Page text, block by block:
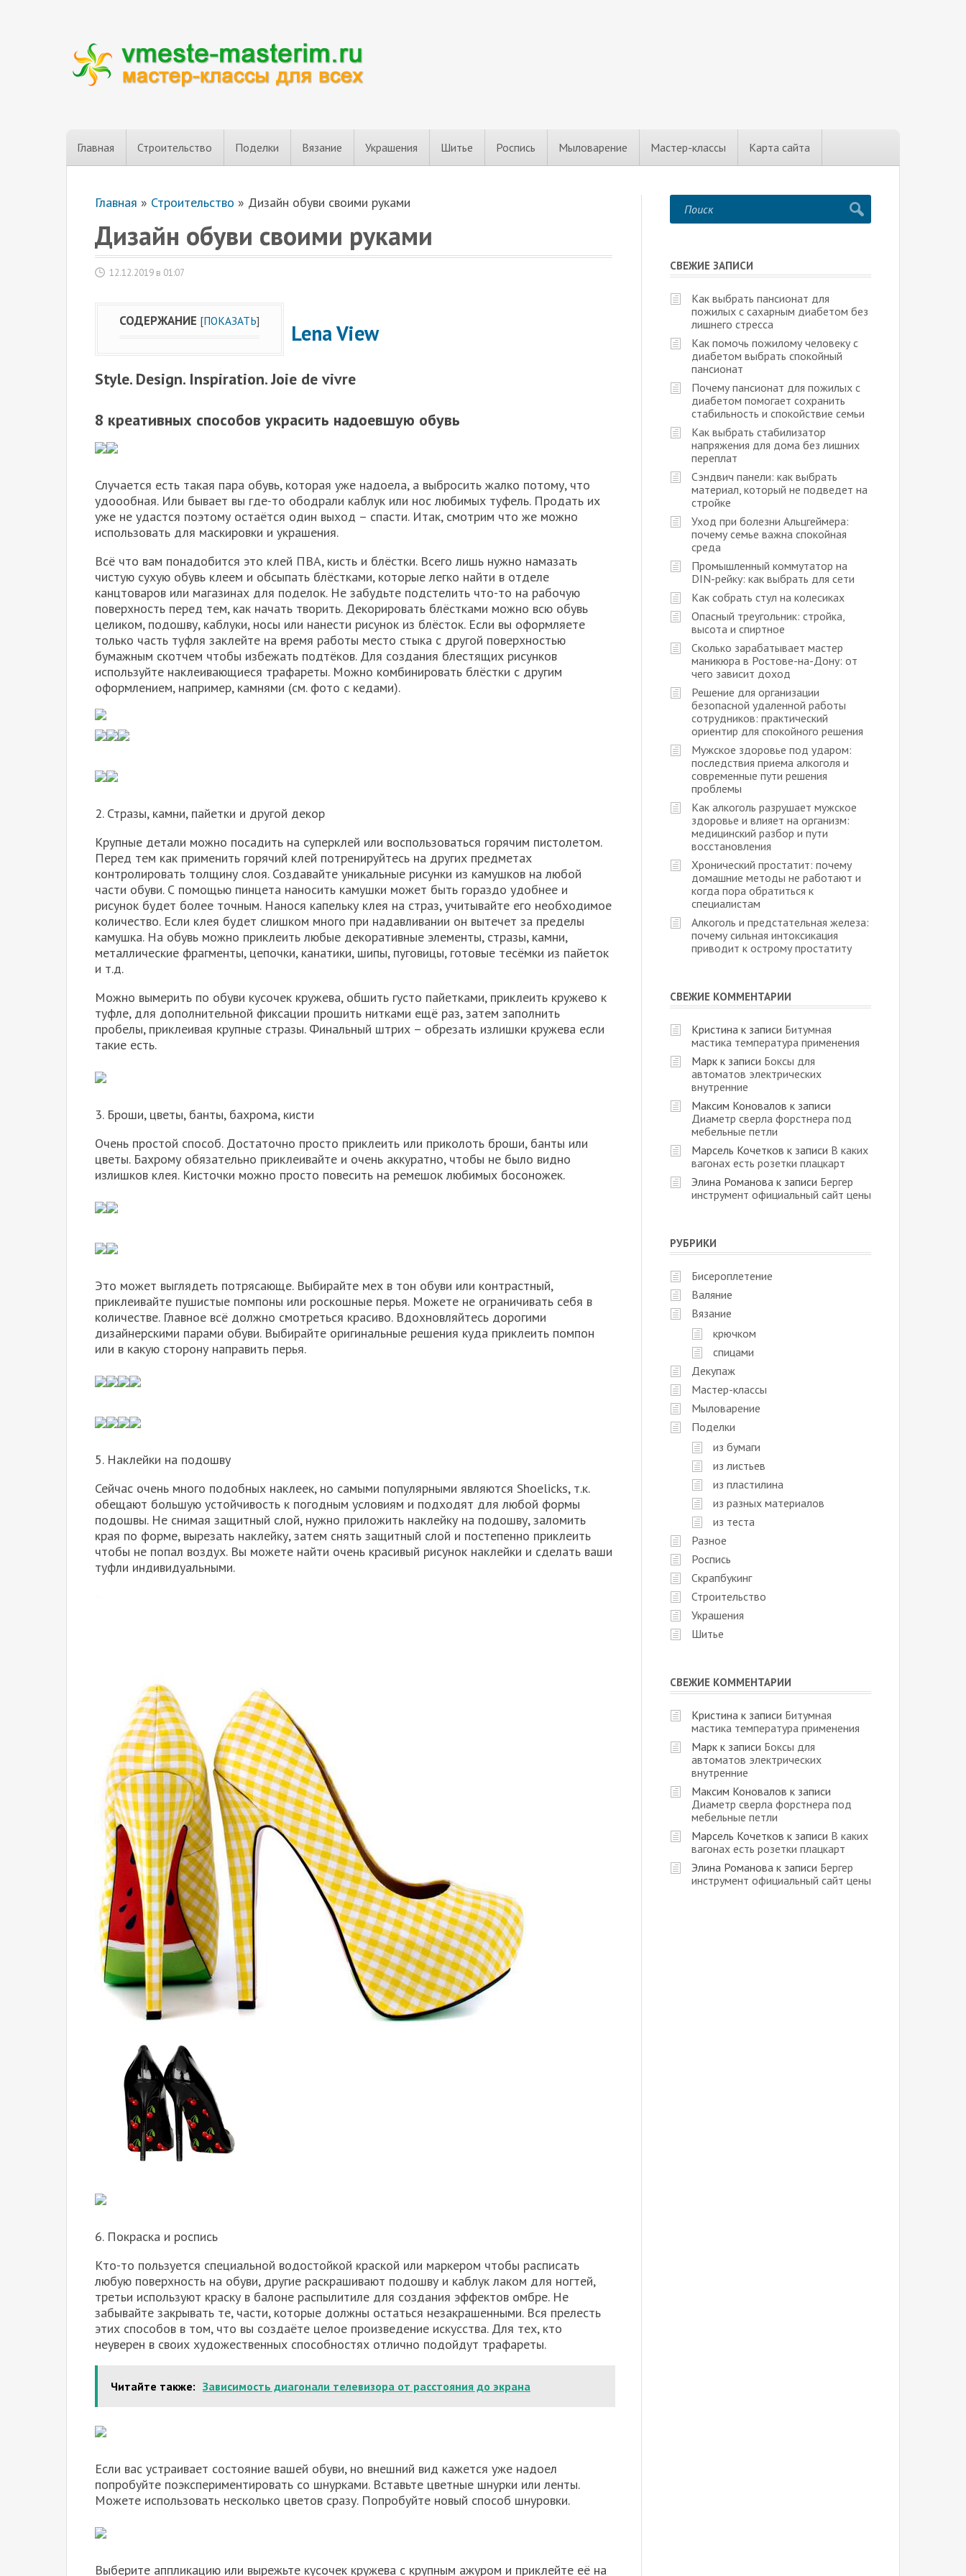
Главная Строительство Поделки Вязание Украшения Шитье Роспись Мыловарение Мастер-классы Карта сайта
Главная » Строительство » Дизайн обуви своими руками
Дизайн обуви своими руками
12.12.2019 в 01:07
СОДЕРЖАНИЕ [ПОКАЗАТЬ] Lena View
Style. Design. Inspiration. Joie de vivre
8 креативных способов украсить надоевшую обувь
Случается есть такая пара обувь, которая уже надоела, а выбросить жалко потому, что
удоообная. Или бывает вы где-то ободрали каблук или нос любимых туфель. Продать их
уже не удастся поэтому остаётся один выход – спасти. Итак, смотрим что же можно
использовать для маскировки и украшения.
Всё что вам понадобится это клей ПВА, кисть и блёстки. Всего лишь нужно намазать
чистую сухую обувь клеем и обсыпать блёстками, которые легко найти в отделе
канцтоваров или магазинах для поделок. Не забудьте подстелить что-то на рабочую
поверхность перед тем, как начать творить. Декорировать блёстками можно всю обувь
целиком, подошву, каблуки, носы или нанести рисунок из блёсток. Если вы оформляете
только часть туфля заклейте на время работы место стыка с другой поверхностью
бумажным скотчем чтобы избежать подтёков. Для создания блестящих рисунков
используйте наклеивающиеся трафареты. Можно комбинировать блёстки с другим
оформлением, например, камнями (см. фото с кедами).
2. Стразы, камни, пайетки и другой декор
Крупные детали можно посадить на суперклей или воспользоваться горячим пистолетом.
Перед тем как применить горячий клей потренируйтесь на других предметах
контролировать толщину слоя. Создавайте уникальные рисунки из камушков на любой
части обуви. С помощью пинцета наносить камушки может быть гораздо удобнее и
рисунок будет более точным. Нанося капельку клея на страз, учитывайте его необходимое
количество. Если клея будет слишком много при надавливании он вытечет за пределы
камушка. На обувь можно приклеить любые декоративные элементы, стразы, камни,
металлические фрагменты, цепочки, канатики, шипы, пуговицы, готовые тесёмки из пайеток
и т.д.
Можно вымерить по обуви кусочек кружева, обшить густо пайетками, приклеить кружево к
туфле, для дополнительной фиксации прошить нитками ещё раз, затем заполнить
пробелы, приклеивая крупные стразы. Финальный штрих – обрезать излишки кружева если
такие есть.
3. Броши, цветы, банты, бахрома, кисти
Очень простой способ. Достаточно просто приклеить или приколоть броши, банты или
цветы. Бахрому обязательно приклеивайте и очень аккуратно, чтобы не было видно
излишков клея. Кисточки можно просто повесить на ремешок любимых босоножек.
Это может выглядеть потрясающе. Выбирайте мех в тон обуви или контрастный,
приклеивайте пушистые помпоны или роскошные перья. Можете не ограничивать себя в
количестве. Главное всё должно смотреться красиво. Вдохновляйтесь дорогими
дизайнерскими парами обуви. Выбирайте оригинальные решения куда приклеить помпон
или в какую сторону направить перья.
5. Наклейки на подошву
Сейчас очень много подобных наклеек, но самыми популярными являются Shoelicks, т.к.
обещают большую устойчивость к погодным условиям и подходят для любой формы
подошвы. Не снимая защитный слой, нужно приложить наклейку на подошву, заломить
края по форме, вырезать наклейку, затем снять защитный слой и постепенно приклеить
чтобы не попал воздух. Вы можете найти очень красивый рисунок наклейки и сделать ваши
туфли индивидуальными.
6. Покраска и роспись
Кто-то пользуется специальной водостойкой краской или маркером чтобы расписать
любую поверхность на обуви, другие раскрашивают подошву и каблук лаком для ногтей,
третьи используют краску в балоне распылитиле для создания эффектов омбре. Не
забывайте закрывать те, части, которые должны остаться незакрашенными. Вся прелесть
этих способов в том, что вы создаёте целое произведение искусства. Для тех, кто
неуверен в своих художественных способностях отлично подойдут трафареты.
Читайте также: Зависимость диагонали телевизора от расстояния до экрана
Если вас устраивает состояние вашей обуви, но внешний вид кажется уже надоел
попробуйте поэкспериментировать со шнурками. Вставьте цветные шнурки или ленты.
Можете использовать несколько цветов сразу. Попробуйте новый способ шнуровки.
Выберите аппликацию или вырежьте кусочек кружева с крупным ажуром и приклейте её на
СВЕЖИЕ ЗАПИСИ
Как выбрать пансионат для
пожилых с сахарным диабетом без
лишнего стресса
Как помочь пожилому человеку с
диабетом выбрать спокойный
пансионат
Почему пансионат для пожилых с
диабетом помогает сохранить
стабильность и спокойствие семьи
Как выбрать стабилизатор
напряжения для дома без лишних
переплат
Сэндвич панели: как выбрать
материал, который не подведет на
стройке
Уход при болезни Альцгеймера:
почему семье важна спокойная
среда
Промышленный коммутатор на
DIN-рейку: как выбрать для сети
Как собрать стул на колесиках
Опасный треугольник: стройка,
высота и спиртное
Сколько зарабатывает мастер
маникюра в Ростове-на-Дону: от
чего зависит доход
Решение для организации
безопасной удаленной работы
сотрудников: практический
ориентир для спокойного решения
Мужское здоровье под ударом:
последствия приема алкоголя и
современные пути решения
проблемы
Как алкоголь разрушает мужское
здоровье и влияет на организм:
медицинский разбор и пути
восстановления
Хронический простатит: почему
домашние методы не работают и
когда пора обратиться к
специалистам
Алкоголь и предстательная железа:
почему сильная интоксикация
приводит к острому простатиту
СВЕЖИЕ КОММЕНТАРИИ
Кристина к записи Битумная
мастика температура применения
Марк к записи Боксы для
автоматов электрических
внутренние
Максим Коновалов к записи
Диаметр сверла форстнера под
мебельные петли
Марсель Кочетков к записи В каких
вагонах есть розетки плацкарт
Элина Романова к записи Бергер
инструмент официальный сайт цены
РУБРИКИ
Бисероплетение
Валяние
Вязание
крючком
спицами
Декупаж
Мастер-классы
Мыловарение
Поделки
из бумаги
из листьев
из пластилина
из разных материалов
из теста
Разное
Роспись
Скрапбукинг
Строительство
Украшения
Шитье
СВЕЖИЕ КОММЕНТАРИИ
Кристина к записи Битумная
мастика температура применения
Марк к записи Боксы для
автоматов электрических
внутренние
Максим Коновалов к записи
Диаметр сверла форстнера под
мебельные петли
Марсель Кочетков к записи В каких
вагонах есть розетки плацкарт
Элина Романова к записи Бергер
инструмент официальный сайт цены